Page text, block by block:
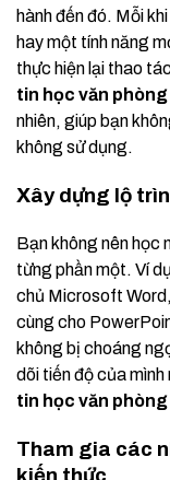
hành đến đó. Mỗi
hay một tính năng
thực hiện lại thao
tin học văn phòng
nhiên, giúp bạn
không sử dụng.
Xây dựng lộ
Bạn không nên học
từng phần một. Ví
chủ Microsoft
cùng cho
không bị choáng
dõi tiến độ của
tin học văn phòng
Tham gia các
kiến thức